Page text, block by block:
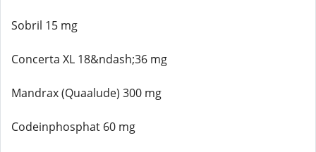
Sobril 15 mg
Concerta XL 18&ndash;36 mg
Mandrax (Quaalude) 300 mg
Codeinphosphat 60 mg